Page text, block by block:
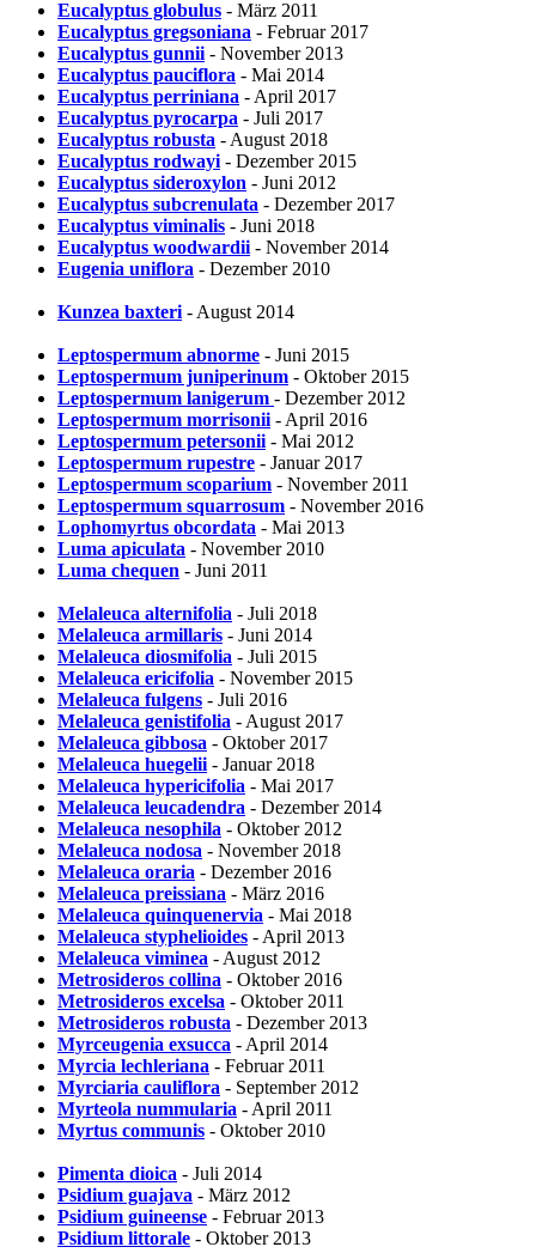
Eucalyptus globulus - März 2011
Eucalyptus gregsoniana - Februar 2017
Eucalyptus gunnii - November 2013
Eucalyptus pauciflora - Mai 2014
Eucalyptus perriniana - April 2017
Eucalyptus pyrocarpa - Juli 2017
Eucalyptus robusta - August 2018
Eucalyptus rodwayi - Dezember 2015
Eucalyptus sideroxylon - Juni 2012
Eucalyptus subcrenulata - Dezember 2017
Eucalyptus viminalis - Juni 2018
Eucalyptus woodwardii - November 2014
Eugenia uniflora - Dezember 2010
Kunzea baxteri - August 2014
Leptospermum abnorme - Juni 2015
Leptospermum juniperinum - Oktober 2015
Leptospermum lanigerum - Dezember 2012
Leptospermum morrisonii - April 2016
Leptospermum petersonii - Mai 2012
Leptospermum rupestre - Januar 2017
Leptospermum scoparium - November 2011
Leptospermum squarrosum - November 2016
Lophomyrtus obcordata - Mai 2013
Luma apiculata - November 2010
Luma chequen - Juni 2011
Melaleuca alternifolia - Juli 2018
Melaleuca armillaris - Juni 2014
Melaleuca diosmifolia - Juli 2015
Melaleuca ericifolia - November 2015
Melaleuca fulgens - Juli 2016
Melaleuca genistifolia - August 2017
Melaleuca gibbosa - Oktober 2017
Melaleuca huegelii - Januar 2018
Melaleuca hypericifolia - Mai 2017
Melaleuca leucadendra - Dezember 2014
Melaleuca nesophila - Oktober 2012
Melaleuca nodosa - November 2018
Melaleuca oraria - Dezember 2016
Melaleuca preissiana - März 2016
Melaleuca quinquenervia - Mai 2018
Melaleuca styphelioides - April 2013
Melaleuca viminea - August 2012
Metrosideros collina - Oktober 2016
Metrosideros excelsa - Oktober 2011
Metrosideros robusta - Dezember 2013
Myrceugenia exsucca - April 2014
Myrcia lechleriana - Februar 2011
Myrciaria cauliflora - September 2012
Myrteola nummularia - April 2011
Myrtus communis - Oktober 2010
Pimenta dioica - Juli 2014
Psidium guajava - März 2012
Psidium guineense - Februar 2013
Psidium littorale - Oktober 2013